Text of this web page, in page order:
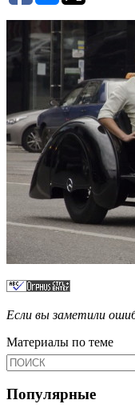
Если вы заметили
Материалы по теме
Популярные